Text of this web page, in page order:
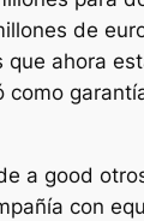
de
que ahora
como
a good
con